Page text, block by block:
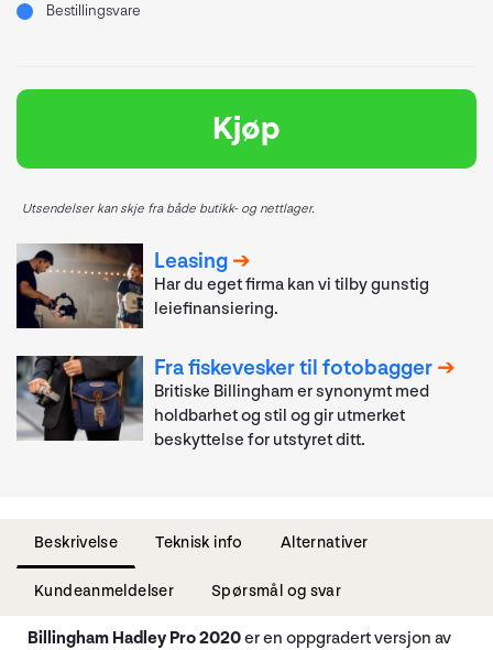
Bestillingsvare
Kjøp
Utsendelser kan skje fra både butikk- og nettlager.
Leasing
Har du eget firma kan vi tilby gunstig
leiefinansiering.
Fra fiskevesker til fotobagger
Britiske Billingham er synonymt med
holdbarhet og stil og gir utmerket
beskyttelse for utstyret ditt.
Beskrivelse Teknisk info Alternativer
Kundeanmeldelser Spørsmål og svar
Billingham Hadley Pro 2020er en oppgradert versjon av